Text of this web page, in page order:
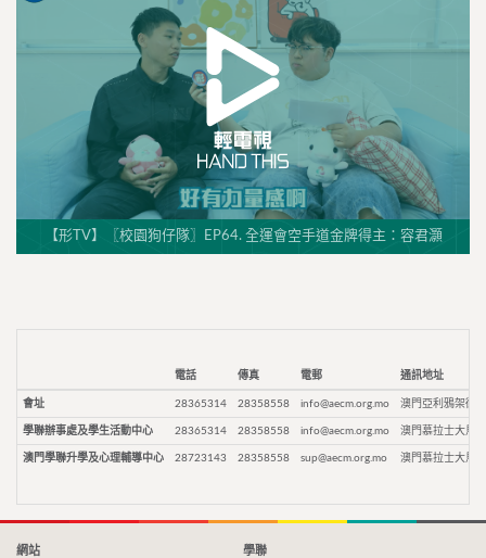
【形TV】〖校園狗仔隊〗EP64. 全運會空手道金牌得主：容君灝
電話 傳真 電郵 通訊地址
會址 28365314 28358558 info@aecm.org.mo 澳門亞利鴉架街9
學聯辦事處及學生活動中心 28365314 28358558 info@aecm.org.mo 澳門慕拉士大馬
澳門學聯升學及心理輔導中心 28723143 28358558 sup@aecm.org.mo 澳門慕拉士大馬
網站 學聯